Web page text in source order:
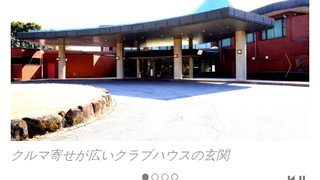
クルマ寄せが広いクラブハウスの玄関